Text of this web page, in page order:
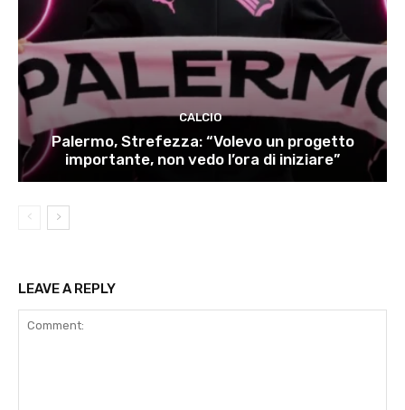
CALCIO
Palermo, Strefezza: “Volevo un progetto
importante, non vedo l’ora di iniziare”
LEAVE A REPLY